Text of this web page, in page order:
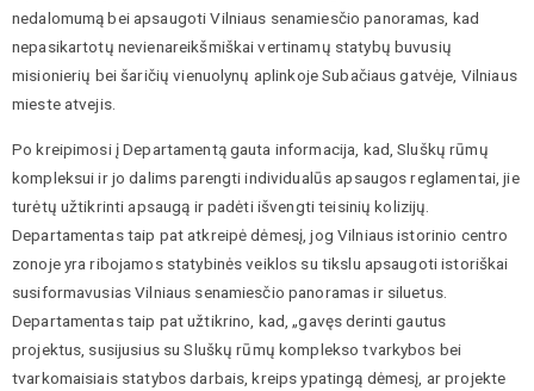
nedalomumą bei apsaugoti Vilniaus senamiesčio panoramas, kad
nepasikartotų nevienareikšmiškai vertinamų statybų buvusių
misionierių bei šaričių vienuolynų aplinkoje Subačiaus gatvėje, Vilniaus
mieste atvejis.
Po kreipimosi į Departamentą gauta informacija, kad, Sluškų rūmų
kompleksui ir jo dalims parengti individualūs apsaugos reglamentai, jie
turėtų užtikrinti apsaugą ir padėti išvengti teisinių kolizijų.
Departamentas taip pat atkreipė dėmesį, jog Vilniaus istorinio centro
zonoje yra ribojamos statybinės veiklos su tikslu apsaugoti istoriškai
susiformavusias Vilniaus senamiesčio panoramas ir siluetus.
Departamentas taip pat užtikrino, kad, „gavęs derinti gautus
projektus, susijusius su Sluškų rūmų komplekso tvarkybos bei
tvarkomaisiais statybos darbais, kreips ypatingą dėmesį, ar projekte